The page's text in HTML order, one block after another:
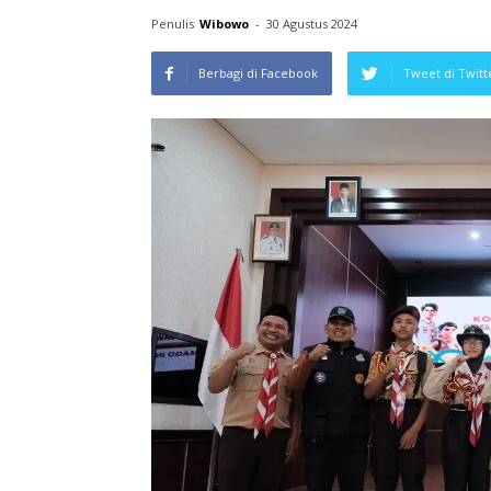
Penulis Wibowo - 30 Agustus 2024
Berbagi di Facebook Tweet di